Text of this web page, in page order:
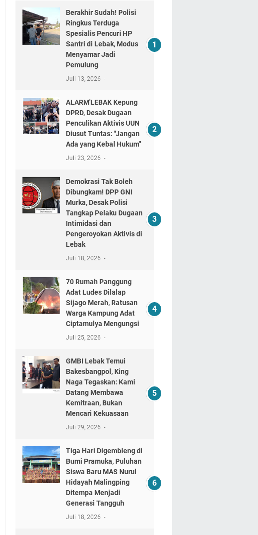
Berakhir Sudah! Polisi
Ringkus Terduga
Spesialis Pencuri HP
Santri di Lebak, Modus
Menyamar Jadi
Pemulung
Juli 13, 2026
ALARM'LEBAK Kepung
DPRD, Desak Dugaan
Penculikan Aktivis UUN
Diusut Tuntas: "Jangan
Ada yang Kebal Hukum"
Juli 23, 2026
Demokrasi Tak Boleh
Dibungkam! DPP GNI
Murka, Desak Polisi
Tangkap Pelaku Dugaan
Intimidasi dan
Pengeroyokan Aktivis di
Lebak
Juli 18, 2026
70 Rumah Panggung
Adat Ludes Dilalap
Sijago Merah, Ratusan
Warga Kampung Adat
Ciptamulya Mengungsi
Juli 25, 2026
GMBI Lebak Temui
Bakesbangpol, King
Naga Tegaskan: Kami
Datang Membawa
Kemitraan, Bukan
Mencari Kekuasaan
Juli 29, 2026
Tiga Hari Digembleng di
Bumi Pramuka, Puluhan
Siswa Baru MAS Nurul
Hidayah Malingping
Ditempa Menjadi
Generasi Tangguh
Juli 18, 2026